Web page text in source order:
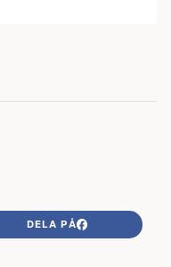
DELA PÅ